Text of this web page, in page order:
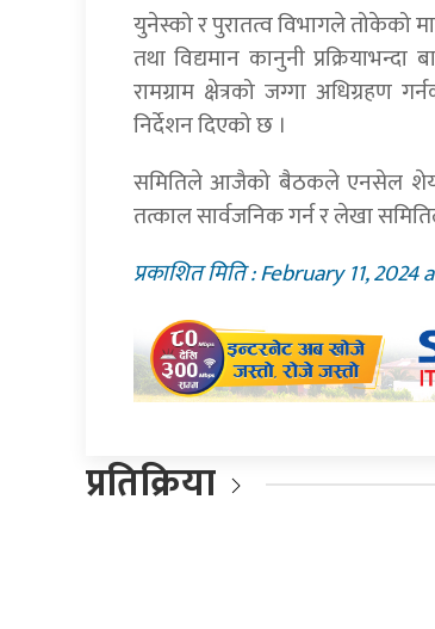
युनेस्को र पुरातत्व विभागले तोकेको
तथा विद्यमान कानुनी
रामग्राम क्षेत्रको जग्गा अधिग्रहण
निर्देशन दिएको छ ।
समितिले आजैको बैठकले एनसेल शेयर
तत्काल सार्वजनिक गर्न र लेखा
प्रकाशित मिति : February 11,
प्रतिक्रिया